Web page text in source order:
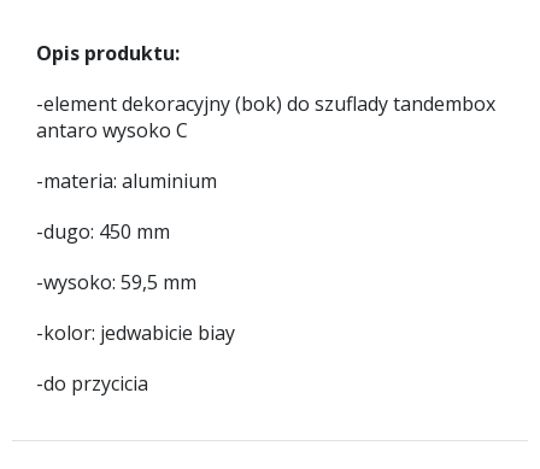
Opis produktu:
-element dekoracyjny (bok) do szuflady tandembox
antaro wysoko C
-materia: aluminium
-dugo: 450 mm
-wysoko: 59,5 mm
-kolor: jedwabicie biay
-do przycicia